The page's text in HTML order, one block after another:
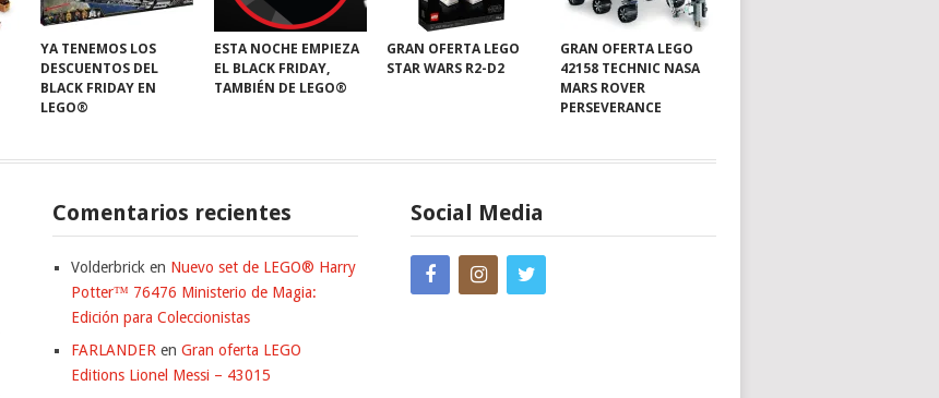
YA TENEMOS LOS
DESCUENTOS DEL
BLACK FRIDAY EN
LEGO®
ESTA NOCHE EMPIEZA
EL BLACK FRIDAY,
TAMBIÉN DE LEGO®
GRAN OFERTA LEGO
STAR WARS R2-D2
GRAN OFERTA LEGO
42158 TECHNIC NASA
MARS ROVER
PERSEVERANCE
Comentarios recientes
Volderbrick en Nuevo set de LEGO® Harry
Potter™ 76476 Ministerio de Magia:
Edición para Coleccionistas
FARLANDER en Gran oferta LEGO
Editions Lionel Messi – 43015
Social Media